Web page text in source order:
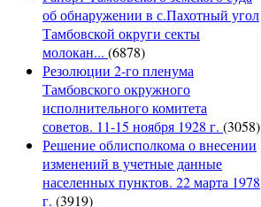
об обнаружении в с.Пахотный угол
Тамбовской округи секты
молокан... (6878)
Резолюции 2-го пленума
Тамбовского окружного
исполнительного комитета
советов. 11-15 ноября 1928 г. (3058)
Решение облисполкома о внесении
изменений в учетные данные
населенных пунктов. 22 марта 1978
г. (3919)